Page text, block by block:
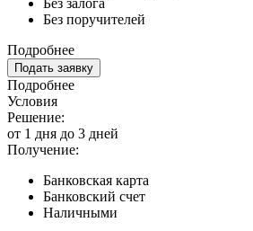
Без поручителей
Подробнее
Подать заявку
Подробнее
Условия
Решение:
от 1 дня до 3 дней
Получение:
Банковская карта
Банковский счет
Наличными